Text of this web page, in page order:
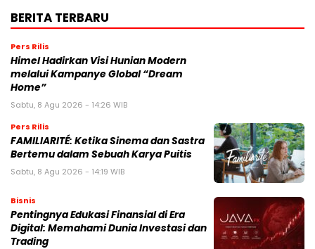
BERITA TERBARU
Pers Rilis
Himel Hadirkan Visi Hunian Modern
melalui Kampanye Global “Dream
Home”
Sabtu, 8 Agu 2026 - 14:26 WIB
Pers Rilis
FAMILIARITÉ: Ketika Sinema dan Sastra
Bertemu dalam Sebuah Karya Puitis
Sabtu, 8 Agu 2026 - 14:19 WIB
Bisnis
Pentingnya Edukasi Finansial di Era
Digital: Memahami Dunia Investasi dan
Trading